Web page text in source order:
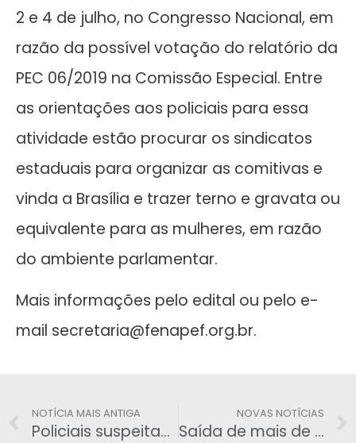
2 e 4 de julho, no Congresso Nacional, em
razão da possível votação do relatório da
PEC 06/2019 na Comissão Especial. Entre
as orientações aos policiais para essa
atividade estão procurar os sindicatos
estaduais para organizar as comitivas e
vinda a Brasília e trazer terno e gravata ou
equivalente para as mulheres, em razão
do ambiente parlamentar.
Mais informações pelo edital ou pelo e-
mail secretaria@fenapef.org.br.
NOTÍCIA MAIS ANTIGA
Policiais suspeitam que sargento traficante não agiu sozinho
NOVAS NOTÍCIAS
Saída de mais de 3 mil funcionários da Caixa Econômica começa em julho